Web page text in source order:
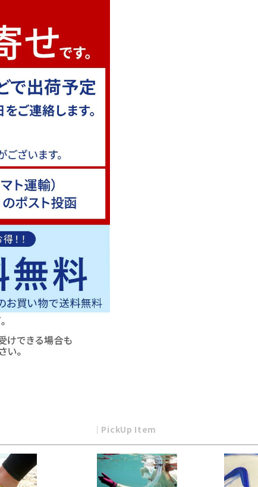
｜PickUp Item